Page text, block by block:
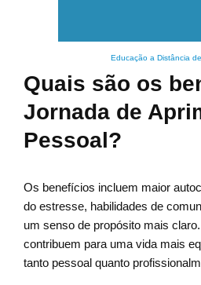
Educação a Distância
Quais são os
Jornada de
Pessoal?
Os benefícios incluem maior
do estresse, habilidades de
um senso de propósito mais
contribuem para uma vida mais
tanto pessoal quanto